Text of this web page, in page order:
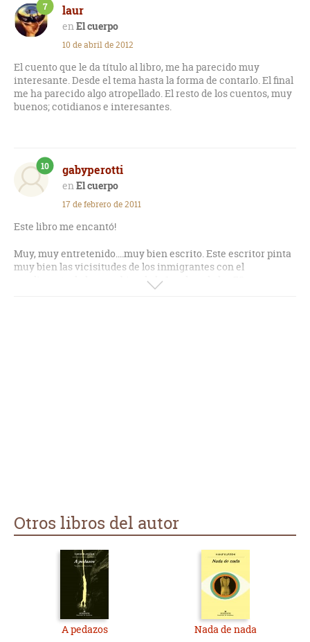
laur
El cuerpo
7
10 de abril de 2012
El cuento que le da título al libro, me ha parecido muy
interesante. Desde el tema hasta la forma de contarlo. El final
me ha parecido algo atropellado. El resto de los cuentos, muy
buenos; cotidianos e interesantes.
gabyperotti
El cuerpo
10
17 de febrero de 2011
Este libro me encantó!
Muy, muy entretenido....muy bien escrito. Este escritor pinta
muy bien las vicisitudes de los inmigrantes con el
condimento de los cambios de la Londres de los 70.
Otros libros del autor
A pedazos Nada de nada